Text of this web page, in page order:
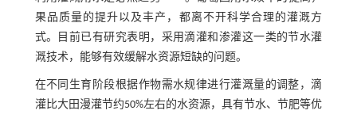
果品质量的提升以及丰产，都离不开科学合理的灌溉方
式。目前已有研究表明，采用滴灌和渗灌这一类的节水灌
溉技术，能够有效缓解水资源短缺的问题。
在不同生育阶段根据作物需水规律进行灌溉量的调整，滴
灌比大田漫灌节约50%左右的水资源，具有节水、节肥等优